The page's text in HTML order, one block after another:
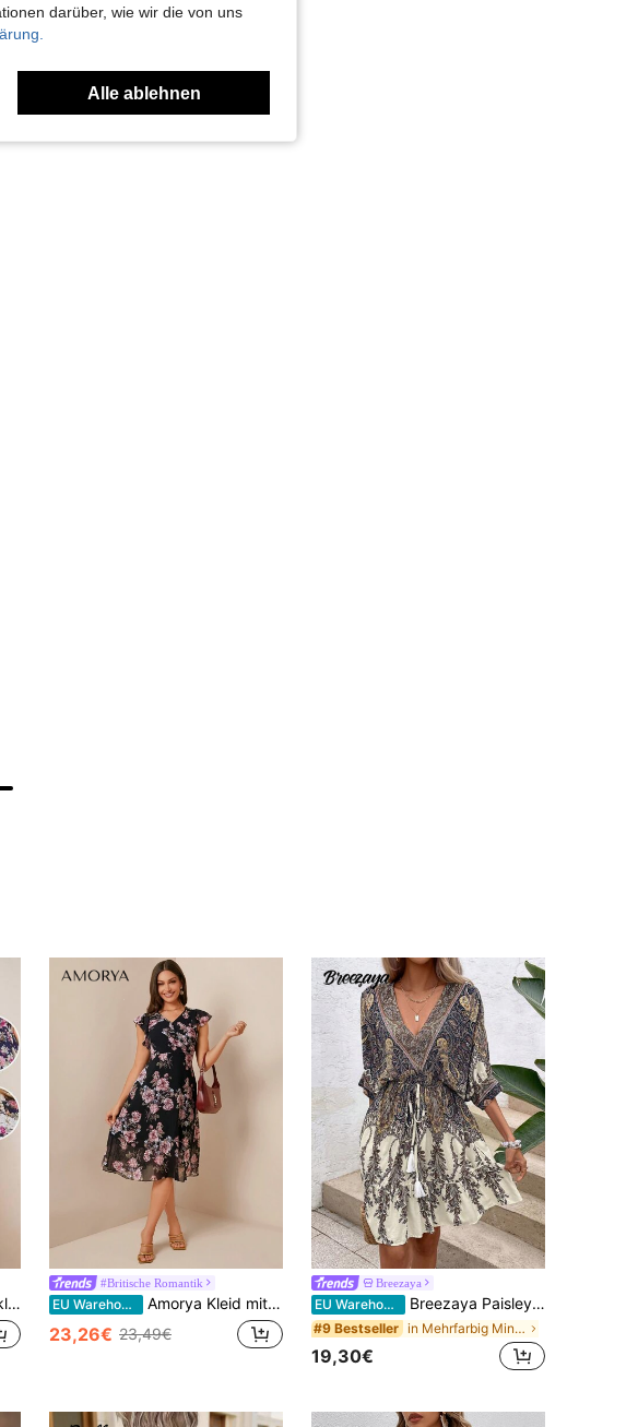
#Britische Romantik
EU Warehouse Amorya Kleid mit Blume Muster, Schmetterlingsärmeln,
23,26€ 23,49€
Breezaya
EU Warehouse Breezaya Paisley Muster Fledermausärmel Quasten Bindeoptik Rüschen Saum Kleid Urlaubs-Strandoutfits für Frauen
#9 Bestseller in Mehrfarbig Minikleider in verschiedenen Farben
19,30€
darüber, wie wir die von uns
Alle ablehnen